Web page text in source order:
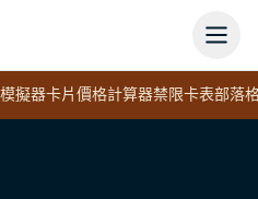
擬器卡片價格計算器禁限卡表部落